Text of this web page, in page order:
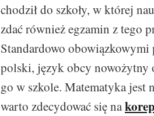
chodził do szkoły, w której
zdać również egzamin z tego
Standardowo
polski, język obcy nowożytny
go w szkole. Matematyka jest
warto zdecydować się na